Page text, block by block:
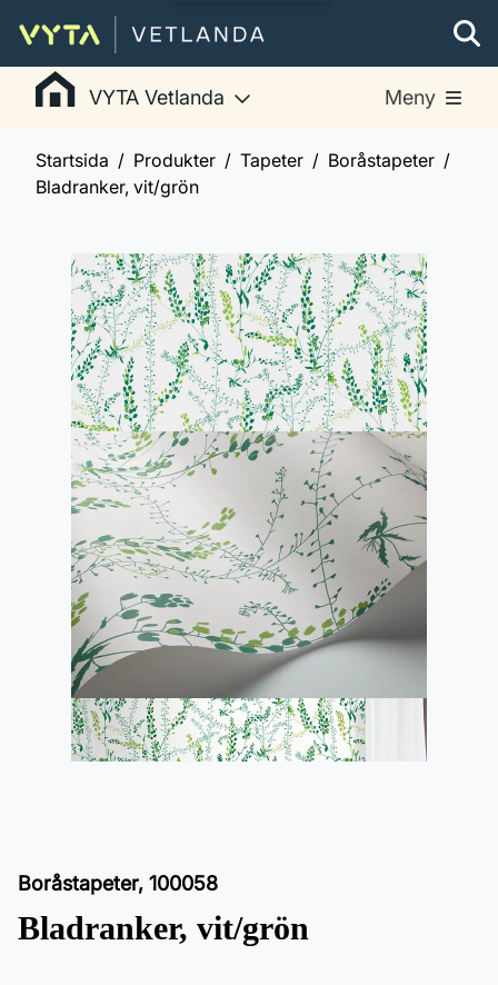
VYTA Vetlanda Meny
Startsida Produkter Tapeter
Boråstapeter
Bladranker, vit/grön
Boråstapeter, 100058
Bladranker, vit/grön